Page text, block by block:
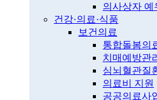
의사상자 예
건강·의료·식품
보건의료
통합돌봄의
치매예방관
심뇌혈관질
의료비 지원
공공의료사